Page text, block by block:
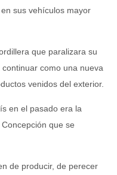
sus vehículos mayor
que paralizara su
como una nueva
venidos del exterior.
en el pasado era la
que se
de producir, de perecer